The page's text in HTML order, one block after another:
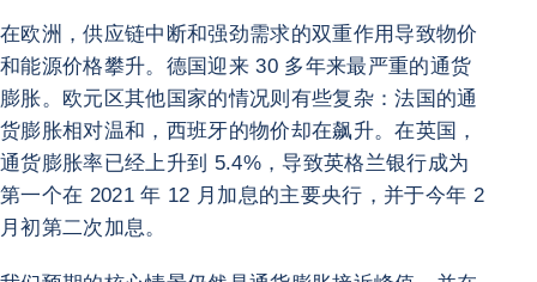
在欧洲，供应链中断和强劲需求的双重作用导致物价
和能源价格攀升。德国迎来 30 多年来最严重的通货
膨胀。欧元区其他国家的情况则有些复杂：法国的通
货膨胀相对温和，西班牙的物价却在飙升。在英国，
通货膨胀率已经上升到 5.4%，导致英格兰银行成为
第一个在 2021 年 12 月加息的主要央行，并于今年 2
月初第二次加息。